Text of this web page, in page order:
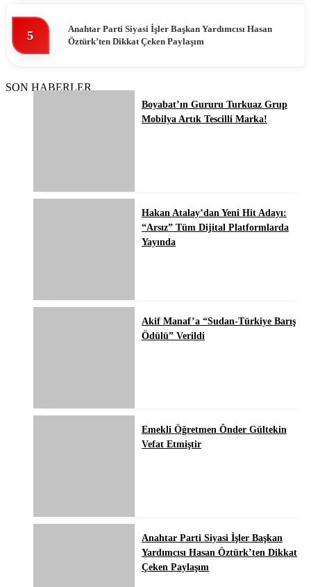
5
Anahtar Parti Siyasi İşler Başkan Yardımcısı Hasan
Öztürk’ten Dikkat Çeken Paylaşım
SON HABERLER
Boyabat’ın Gururu Turkuaz Grup
Mobilya Artık Tescilli Marka!
Hakan Atalay’dan Yeni Hit Adayı:
“Arsız” Tüm Dijital Platformlarda
Yayında
Akif Manaf’a “Sudan-Türkiye Barış
Ödülü” Verildi
Emekli Öğretmen Ônder Gültekin
Vefat Etmiştir
Anahtar Parti Siyasi İşler Başkan
Yardımcısı Hasan Öztürk’ten Dikkat
Çeken Paylaşım